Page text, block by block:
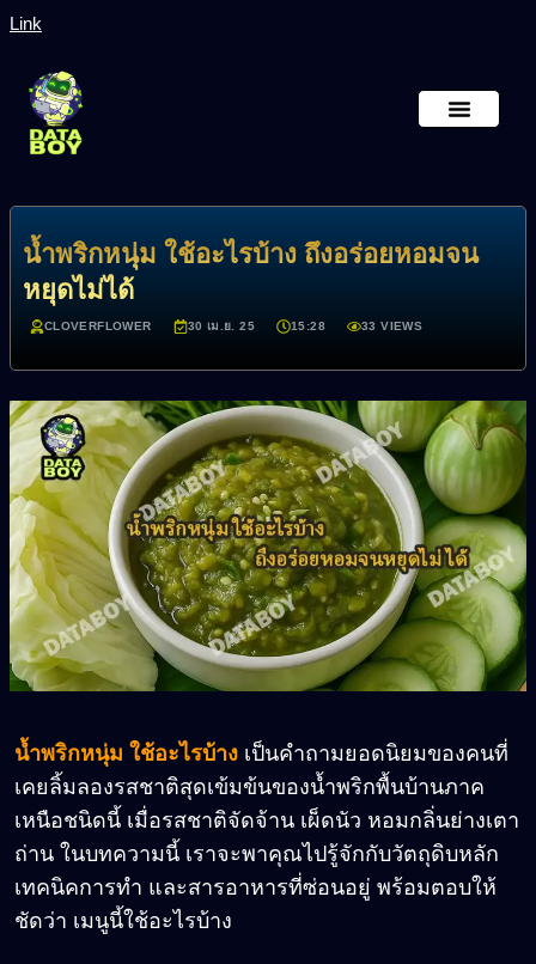
Link
น้ำพริกหนุ่ม ใช้อะไรบ้าง ถึงอร่อยหอมจน
หยุดไม่ได้
CLOVERFLOWER 30 เม.ย. 25 15:28 33 VIEWS
น้ำพริกหนุ่ม ใช้อะไรบ้าง เป็นคำถามยอดนิยมของคนที่
เคยลิ้มลองรสชาติสุดเข้มข้นของน้ำพริกพื้นบ้านภาค
เหนือชนิดนี้ เมื่อรสชาติจัดจ้าน เผ็ดนัว หอมกลิ่นย่างเตา
ถ่าน ในบทความนี้ เราจะพาคุณไปรู้จักกับวัตถุดิบหลัก
เทคนิคการทำ และสารอาหารที่ซ่อนอยู่ พร้อมตอบให้
ชัดว่า เมนูนี้ใช้อะไรบ้าง